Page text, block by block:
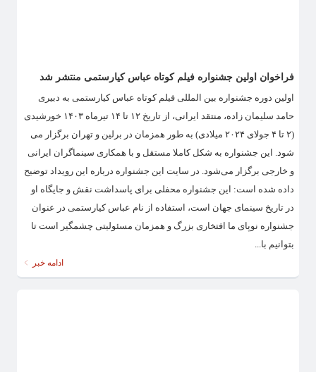
فراخوان اولین جشنواره فیلم کوتاه عباس کیارستمی منتشر شد
اولین دوره جشنواره بین المللی فیلم کوتاه عباس کیارستمی به دبیری
حامد سلیمان زاده، منتقد ایرانی، از تاریخ ۱۲ تا ۱۴ تیرماه ۱۴۰۳ خورشیدی
(۲ تا ۴ جولای ۲۰۲۴ میلادی) به طور همزمان در برلین و تهران برگزار می
شود. این جشنواره به شکل کاملا مستقل و با همکاری سینماگران ایرانی
و خارجی برگزار می‌شود. در سایت این جشنواره درباره این رویداد توضیح
داده شده است: این جشنواره محفلی برای پاسداشت نقش و جایگاه او
در تاریخ سینمای جهان است، استفاده از نام عباس کیارستمی در عنوان
جشنواره نوپای ما افتخاری بزرگ و همزمان مسئولیتی چشمگیر است تا
بتوانیم با...
ادامه خبر